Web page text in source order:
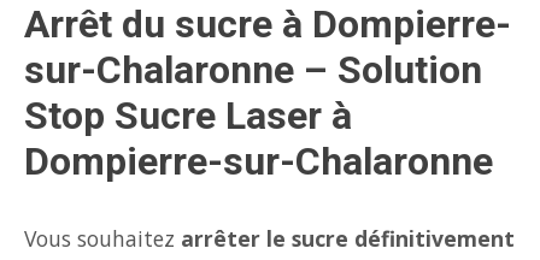
Arrêt du sucre à Dompierre-
sur-Chalaronne – Solution
Stop Sucre Laser à
Dompierre-sur-Chalaronne
Vous souhaitez arrêter le sucre définitivement